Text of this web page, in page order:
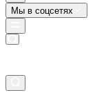
Мы в соцсетях